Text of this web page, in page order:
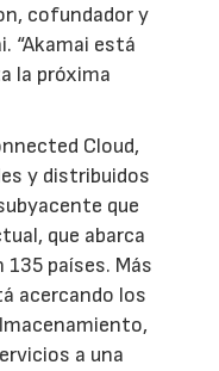
cofundador y
“Akamai está
la próxima
Cloud,
y distribuidos
que
que abarca
países. Más
acercando los
a una